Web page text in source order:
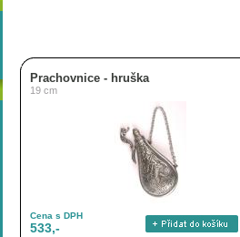
Prachovnice - hruška
19 cm
Cena s DPH
533,-